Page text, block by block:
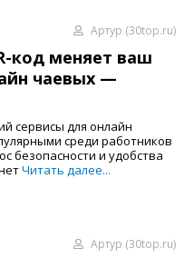
Артур (30top.ru)
код меняет ваш
чаевых —
сервисы для онлайн
среди работников
безопасности и удобства
Читать далее...
Артур (30top.ru)